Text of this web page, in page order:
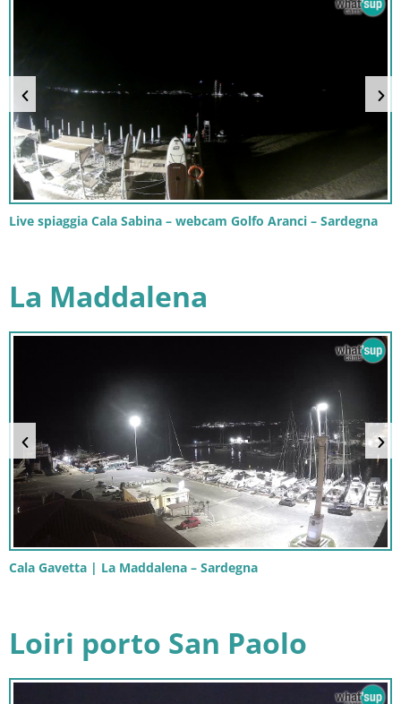
Live spiaggia Cala Sabina – webcam Golfo Aranci – Sardegna
La Maddalena
Cala Gavetta | La Maddalena – Sardegna
Loiri porto San Paolo